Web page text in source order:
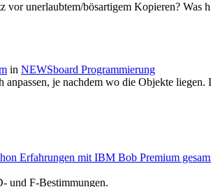
vor unerlaubtem/bösartigem Kopieren? Was
in NEWSboard Programmierung
anpassen, je nachdem wo die Objekte liegen.
Erfahrungen mit IBM Bob Premium
und F-Bestimmungen.